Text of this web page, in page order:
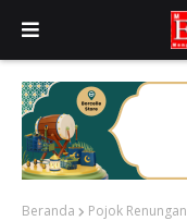
Beranda Pojok Renungan